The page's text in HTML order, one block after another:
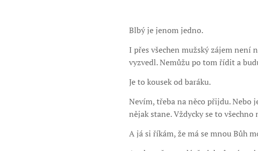
Blbý je jenom jedno.
I přes všechen mužský zájem není
vyzvedl. Nemůžu po tom řídit a
Je to kousek od baráku.
Nevím, třeba na něco přijdu. Nebo
nějak stane. Vždycky se to
A já si říkám, že má se mnou Bůh